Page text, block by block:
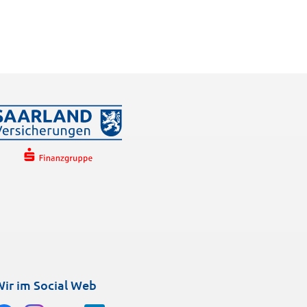
im Social Web